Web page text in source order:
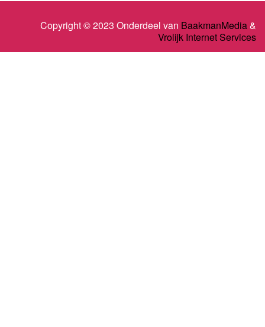
Copyright © 2023 Onderdeel van BaakmanMedia&
Vrolijk Internet Services